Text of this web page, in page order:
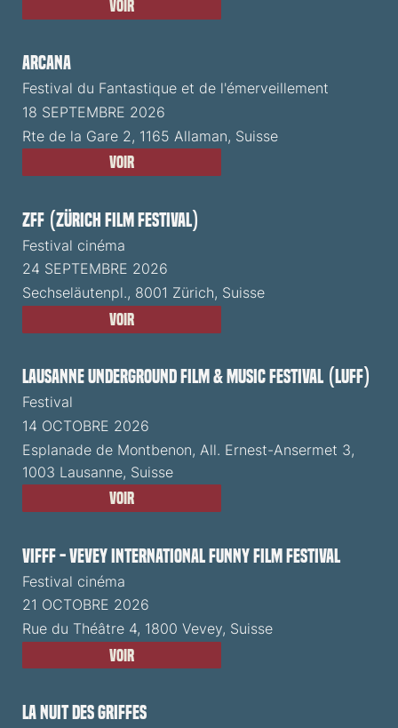
Voir
ARCANA
Festival du Fantastique et de l'émerveillement
18 SEPTEMBRE 2026
Rte de la Gare 2, 1165 Allaman, Suisse
Voir
ZFF (Zürich Film Festival)
Festival cinéma
24 SEPTEMBRE 2026
Sechseläutenpl., 8001 Zürich, Suisse
Voir
Lausanne Underground Film & Music Festival (LUFF)
Festival
14 OCTOBRE 2026
Esplanade de Montbenon, All. Ernest-Ansermet 3,
1003 Lausanne, Suisse
Voir
VIFFF - Vevey International Funny Film Festival
Festival cinéma
21 OCTOBRE 2026
Rue du Théâtre 4, 1800 Vevey, Suisse
Voir
La Nuit des Griffes